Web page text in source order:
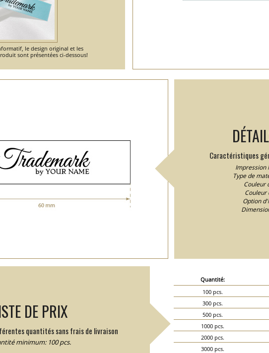
le design original et les
sont présentées ci-dessous!
Caractéristiques
Impression
Type de
Couleur
Couleur
Option
DE PRIX
quantités sans frais de livraison
minimum: 100 pcs.
Quantité:
100 pcs.
300 pcs.
500 pcs.
1000 pcs.
2000 pcs.
3000 pcs.